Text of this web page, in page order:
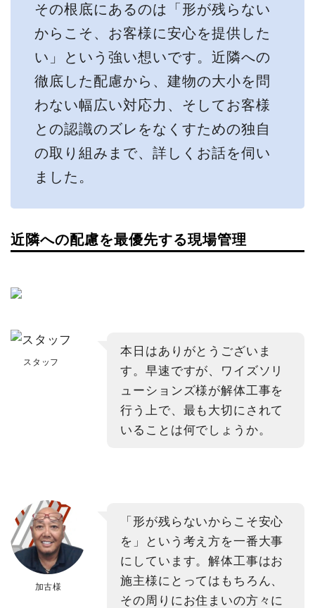
その根底にあるのは「形が残らない
からこそ、お客様に安心を提供した
い」という強い想いです。近隣への
徹底した配慮から、建物の大小を問
わない幅広い対応力、そしてお客様
との認識のズレをなくすための独自
の取り組みまで、詳しくお話を伺い
ました。
近隣への配慮を最優先する現場管理
スタッフ
本日はありがとうございま
す。早速ですが、ワイズソリ
ューションズ様が解体工事を
行う上で、最も大切にされて
いることは何でしょうか。
加古様
「形が残らないからこそ安心
を」という考え方を一番大事
にしています。解体工事はお
施主様にとってはもちろん、
その周りにお住まいの方々に